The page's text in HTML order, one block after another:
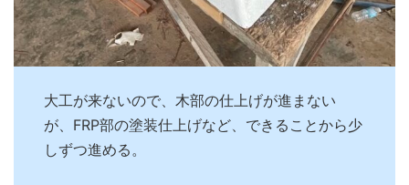
大工が来ないので、木部の仕上げが進まない
が、FRP部の塗装仕上げなど、できることから少
しずつ進める。